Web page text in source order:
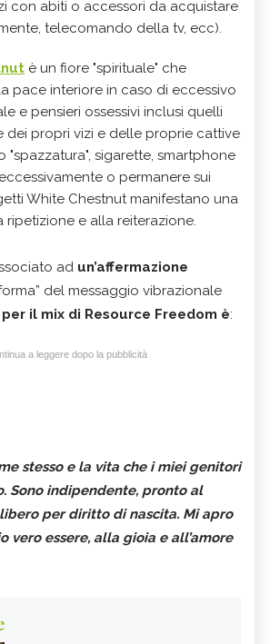
con abiti o accessori da acquistare
telecomando della tv, ecc).
è un fiore "spirituale" che
pace interiore in caso di eccessivo
e pensieri ossessivi inclusi quelli
dei propri vizi e delle proprie cattive
"spazzatura", sigarette, smartphone
o permanere sui
White Chestnut manifestano una
ripetizione e alla reiterazione.
ad un’affermazione
del messaggio vibrazionale
per il mix di Resource Freedom è:
a leggere dopo la pubblicità
stesso e la vita che i miei genitori
Sono indipendente, pronto al
per diritto di nascita. Mi apro
vero essere, alla gioia e all’amore